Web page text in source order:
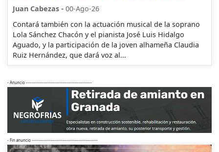
Juan Cabezas - 00-Ago-26
Contará también con la actuación musical de la soprano
Lola Sánchez Chacón y el pianista José Luis Hidalgo
Aguado, y la participación de la joven alhameña Claudia
Ruiz Hernández, que dará voz al...
- Anuncio ---------------------------------------------
- Fin anuncio ---------------------------------------------